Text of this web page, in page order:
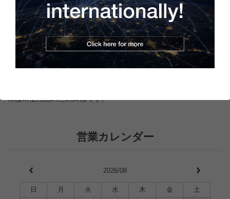
詳細は メーカーページ をご覧ください。
商品の状態
体は未使用品のため綺麗です。
営業カレンダー
2026/08
日 月 火 水 木 金
土